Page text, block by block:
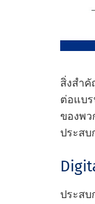
สิ่งสําคั
ต่อแบร
ของพ
ประส
ประส